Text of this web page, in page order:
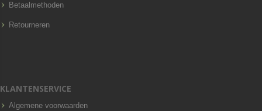
Betaalmethoden
Retourneren
KLANTENSERVICE
Algemene voorwaarden